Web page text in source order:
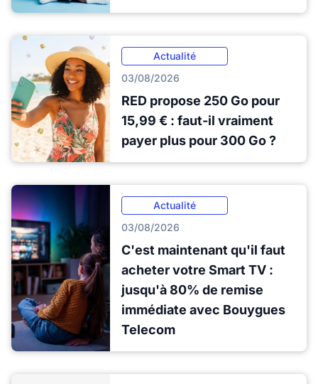
Actualité
03/08/2026
RED propose 250 Go pour
15,99 € : faut-il vraiment
payer plus pour 300 Go ?
Actualité
03/08/2026
C'est maintenant qu'il faut
acheter votre Smart TV :
jusqu'à 80% de remise
immédiate avec Bouygues
Telecom